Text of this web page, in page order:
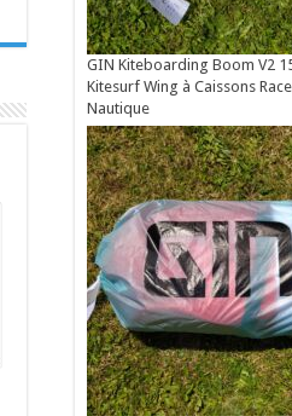
GIN Kiteboarding Boom V2
Kitesurf Wing à Caissons
Nautique